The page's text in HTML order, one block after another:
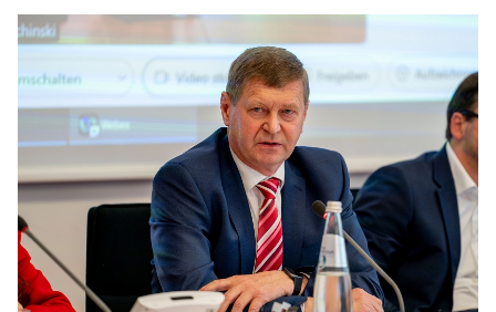
PRESSEFOTOS
MEIN BÜRGERBÜRO
MEIN WAHLKREIS
ZIELE
Redebeiträge
Anträge CDU
Kleine Anfragen